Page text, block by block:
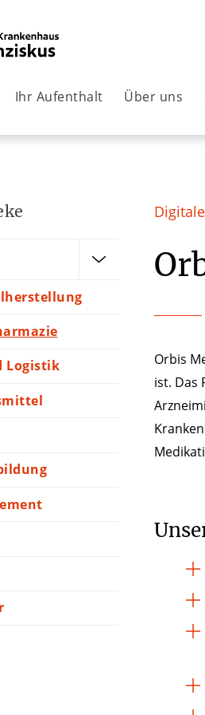
Ihr Aufenthalt Über uns
Logistik
Orbis
ist. Das